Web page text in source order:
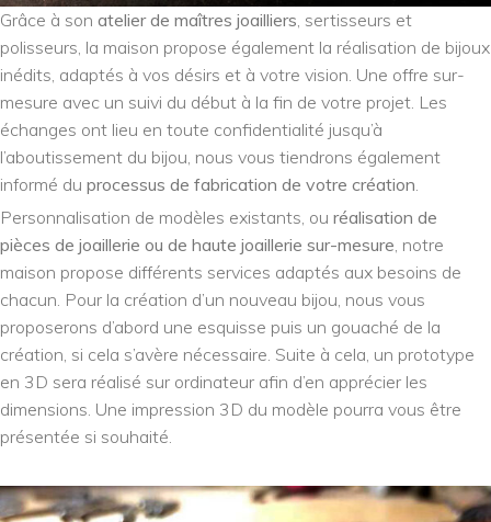
Grâce à son atelier de maîtres joailliers , sertisseurs et
polisseurs, la maison propose également la réalisation de bijoux
inédits, adaptés à vos désirs et à votre vision. Une offre sur-
mesure avec un suivi du début à la fin de votre projet. Les
échanges ont lieu en toute confidentialité jusqu’à
l’aboutissement du bijou, nous vous tiendrons également
informé du processus de fabrication de votre création
Personnalisation de modèles existants, ou réalisation de
pièces de joaillerie ou de haute joaillerie sur-mesure , notre
maison propose différents services adaptés aux besoins de
chacun. Pour la création d’un nouveau bijou, nous vous
proposerons d’abord une esquisse puis un gouaché de la
création, si cela s’avère nécessaire. Suite à cela, un prototype
en 3D sera réalisé sur ordinateur afin d’en apprécier les
dimensions. Une impression 3D du modèle pourra vous être
présentée si souhaité.